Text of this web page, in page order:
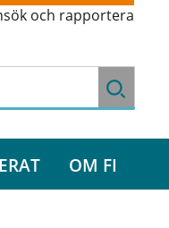
och rapportera
OM FI